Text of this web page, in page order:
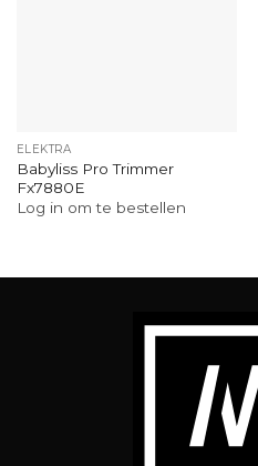
ELEKTRA
Babyliss Pro Trimmer
Fx7880E
Log in om te bestellen